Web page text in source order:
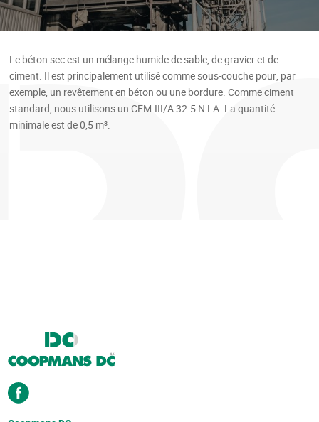
Le béton sec est un mélange humide de sable, de gravier et de
ciment. Il est principalement utilisé comme sous-couche pour, par
exemple, un revêtement en béton ou une bordure. Comme ciment
standard, nous utilisons un CEM.III/A 32.5 N LA. La quantité
minimale est de 0,5 m³.